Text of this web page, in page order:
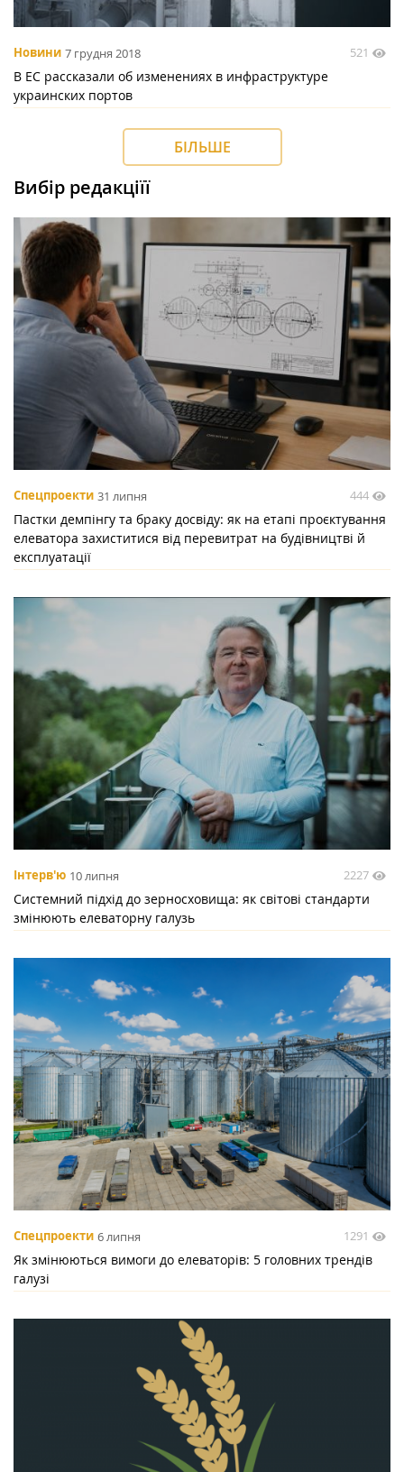
Новини 7 грудня 2018 521
В ЕС рассказали об изменениях в инфраструктуре
украинских портов
БІЛЬШЕ
Вибір редакціїї
Спецпроекти 31 липня 444
Пастки демпінгу та браку досвіду: як на етапі проєктування
елеватора захиститися від перевитрат на будівництві й
експлуатації
Інтерв'ю 10 липня 2227
Системний підхід до зерносховища: як світові стандарти
змінюють елеваторну галузь
Спецпроекти 6 липня 1291
Як змінюються вимоги до елеваторів: 5 головних трендів
галузі